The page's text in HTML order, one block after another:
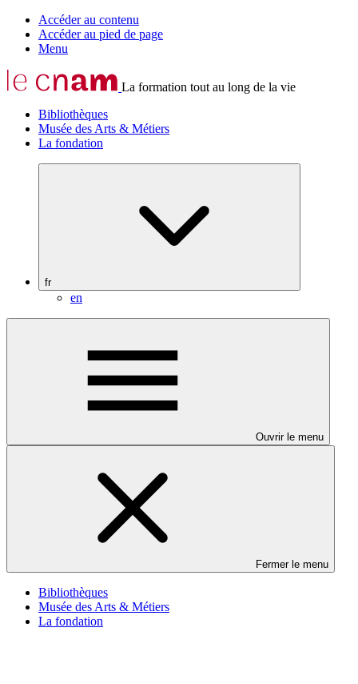
Accéder au contenu
Accéder au pied de page
Menu
La formation tout au long de la vie
Bibliothèques
Musée des Arts & Métiers
La fondation
fr
en
Ouvrir le menu
Fermer le menu
Bibliothèques
Musée des Arts & Métiers
La fondation